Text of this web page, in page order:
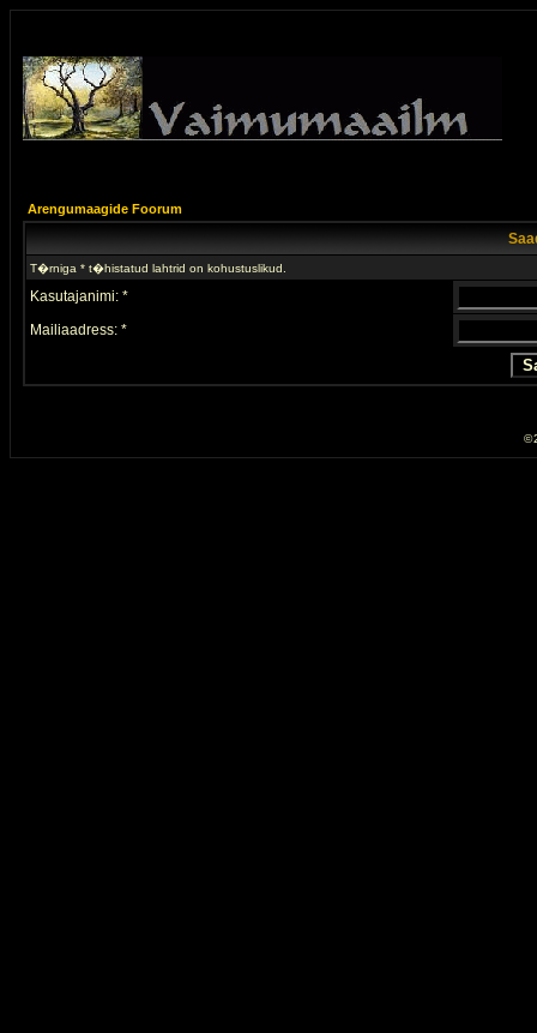
Arengumaagide Foorum
T�rniga * t�histatud lahtrid on kohustuslikud.
Kasutajanimi: *
Mailiaadress: *
©